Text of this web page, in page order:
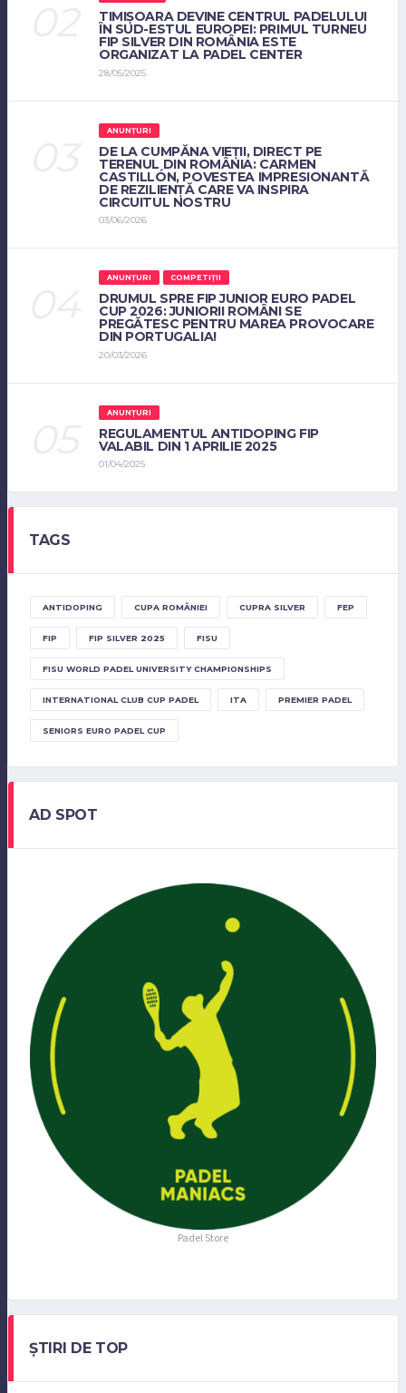
TIMIȘOARA DEVINE CENTRUL PADELULUI
ÎN SUD-ESTUL EUROPEI: PRIMUL TURNEU
FIP SILVER DIN ROMÂNIA ESTE
ORGANIZAT LA PADEL CENTER
28/05/2025
ANUNȚURI
DE LA CUMPĂNA VIEȚII, DIRECT PE
TERENUL DIN ROMÂNIA: CARMEN
CASTILLÓN, POVESTEA IMPRESIONANTĂ
DE REZILIENȚĂ CARE VA INSPIRA
CIRCUITUL NOSTRU
03/06/2026
ANUNȚURI COMPETIȚII
DRUMUL SPRE FIP JUNIOR EURO PADEL
CUP 2026: JUNIORII ROMÂNI SE
PREGĂTESC PENTRU MAREA PROVOCARE
DIN PORTUGALIA!
20/03/2026
ANUNȚURI
REGULAMENTUL ANTIDOPING FIP
VALABIL DIN 1 APRILIE 2025
01/04/2025
TAGS
ANTIDOPING CUPA ROMÂNIEI CUPRA SILVER FEP
FIP FIP SILVER 2025 FISU
FISU WORLD PADEL UNIVERSITY CHAMPIONSHIPS
INTERNATIONAL CLUB CUP PADEL ITA PREMIER PADEL
SENIORS EURO PADEL CUP
AD SPOT
Padel Store
ȘTIRI DE TOP